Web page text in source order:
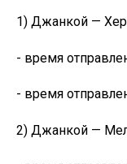
1) Джанкой —
- время
- время
2) Джанкой —